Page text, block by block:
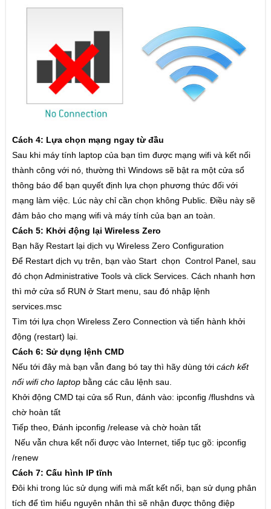
Khuyến mãi sự kiện game
Chơi game
Công nghệ
Chơi đánh bài
Chơi cờ Tướng
HƯỚNG DẪN
Hướng dẫn chung
Thông tin người chơi
Tải game điện thoại
Tải game IOS
Tải game Android
Tải game WindowsPhone
Nạp Gold
Tài xỉu
Lốc
Cách 4: Lựa chọn mạng ngay từ đầu
Sau khi máy tính laptop của bạn tìm được mạng wifi và kết nối
thành công với nó, thường thì Windows sẽ bật ra một cửa sổ
thông báo để bạn quyết định lựa chọn phương thức đối với
mạng làm việc. Lúc này chỉ cần chọn không Public. Điều này sẽ
đảm bảo cho mạng wifi và máy tính của bạn an toàn.
Cách 5: Khởi động lại Wireless Zero
Bạn hãy Restart lại dịch vụ Wireless Zero Configuration
Để Restart dịch vụ trên, bạn vào Start chọn Control Panel, sau
đó chọn Administrative Tools và click Services. Cách nhanh hơn
thì mở cửa sổ RUN ở Start menu, sau đó nhập lệnh
services.msc
Tìm tới lựa chọn Wireless Zero Connection và tiến hành khởi
động (restart) lại.
Cách 6: Sử dụng lệnh CMD
Nếu tới đây mà bạn vẫn đang bó tay thì hãy dùng tới cách kết
nối wifi cho laptop bằng các câu lệnh sau.
Khởi động CMD tại cửa sổ Run, đánh vào: ipconfig /flushdns và
chờ hoàn tất
Tiếp theo, Đánh ipconfig /release và chờ hoàn tất
Nếu vẫn chưa kết nối được vào Internet, tiếp tục gõ: ipconfig
/renew
Cách 7: Cấu hình IP tĩnh
Đôi khi trong lúc sử dụng wifi mà mất kết nối, bạn sử dụng phân
tích để tìm hiểu nguyên nhân thì sẽ nhận được thông điệp